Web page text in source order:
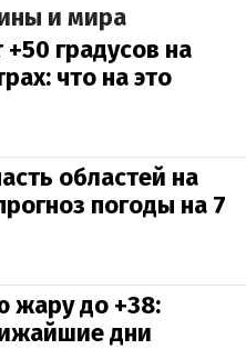
и мира
градусов на
что на это
областей на
погоды на 7
жару до +38:
дни